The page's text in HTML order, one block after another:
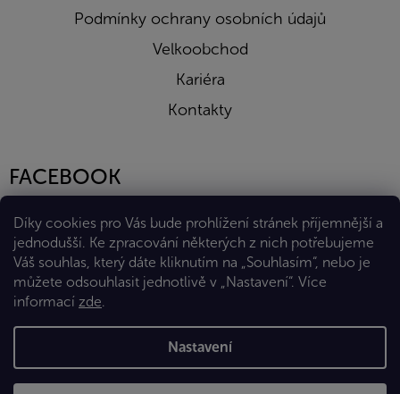
Díky cookies pro Vás bude prohlížení stránek příjemnější a
jednodušší. Ke zpracování některých z nich potřebujeme
Váš souhlas, který dáte kliknutím na „Souhlasím“, nebo je
můžete odsouhlasit jednotlivě v „Nastavení“. Více
informací zde.
Nastavení
Podmínky ochrany osobních údajů
Velkoobchod
Kariéra
Kontakty
FACEBOOK
Vytvořil Shoptet Premium
Copyright 2026Eshop Diana Company, spol. s r.o.. Všechna